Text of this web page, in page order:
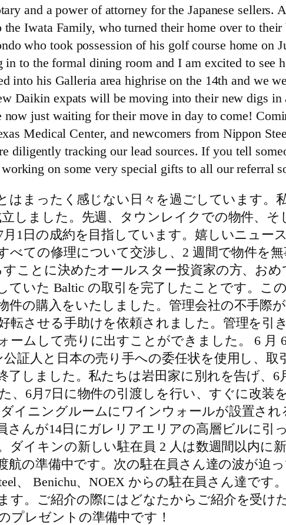
and a power of attorney for the Japanese sellers.
Iwata Family, who turned their home over to
who took possession of his golf course home on
to the formal dining room and I am excited to see
into his Galleria area highrise on the 14th and we
Daikin expats will be moving into their new digs
now just waiting for their move in day to come!
Medical Center, and newcomers from Nippon
diligently tracking our lead sources. If you tell
on some very special gifts to all our referral
はまったく感じない日々を過ごしています。
しました。先週、タウンレイクでの物件、
1日の成約を目指しています。嬉しいニュー
べての修理について交渉し、2 週間で物件を
ことに決めたオールスター投資家の方、お
ていた Baltic の取引を完了したことです。こ
件の購入をいたしました。管理会社の不手際
転させる手助けを依頼されました。管理を引
ームして売りに出すことができました。 6 月
証人と日本の売り手への委任状を使用し、取
しました。私たちは岩田家に別れを告げ、6
、6月7日に物件の引渡しを行い、すぐに改装
イニングルームにワインウォールが設置さ
さんが14日にガレリアエリアの高層ビルに引
ダイキンの新しい駐在員 2 人は数週間以内に
航の準備中です。次の駐在員さん達の波が迫
、 Benichu、NOEX からの駐在員さん達です
す。ご紹介の際にはどなたからご紹介を受け
プレゼントの準備中です！